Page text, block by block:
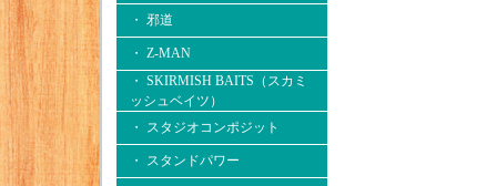
・ 邪道
・ Z-MAN
・ SKIRMISH BAITS（スカミ
ッシュベイツ）
・ スタジオコンポジット
・ スタンドパワー